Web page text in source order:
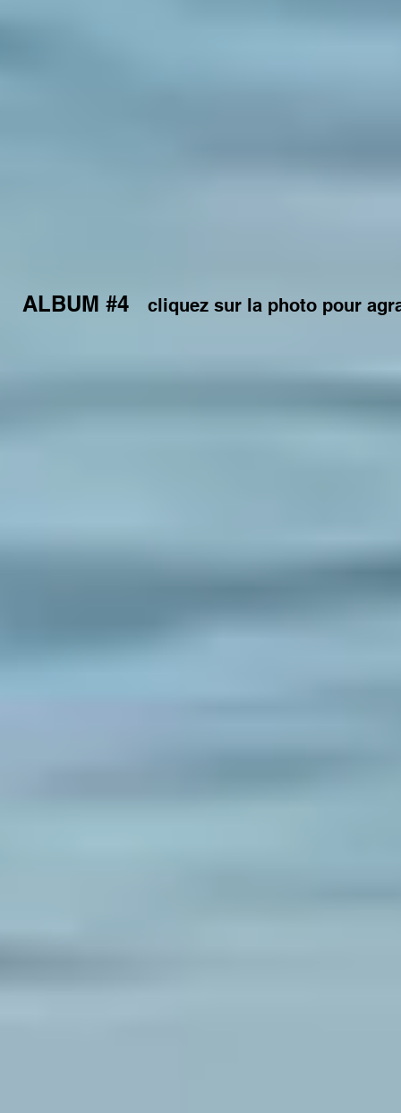
ALBUM #4 cliquez sur la photo pour